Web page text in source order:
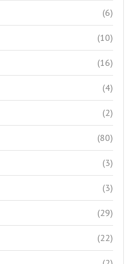
(6)
(10)
(16)
(4)
(2)
(80)
(3)
(3)
(29)
(22)